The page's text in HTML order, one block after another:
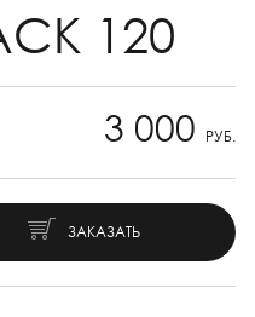
120
3 000 РУБ.
ЗАКАЗАТЬ